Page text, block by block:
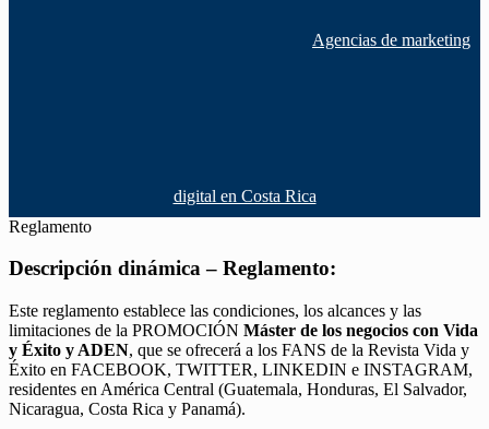
Agencias de marketing
digital en Costa Rica
Reglamento
Descripción dinámica – Reglamento:
Este reglamento establece las condiciones, los alcances y las
limitaciones de la PROMOCIÓN Máster de los negocios con Vida
y Éxito y ADEN, que se ofrecerá a los FANS de la Revista Vida y
Éxito en FACEBOOK, TWITTER, LINKEDIN e INSTAGRAM,
residentes en América Central (Guatemala, Honduras, El Salvador,
Nicaragua, Costa Rica y Panamá).